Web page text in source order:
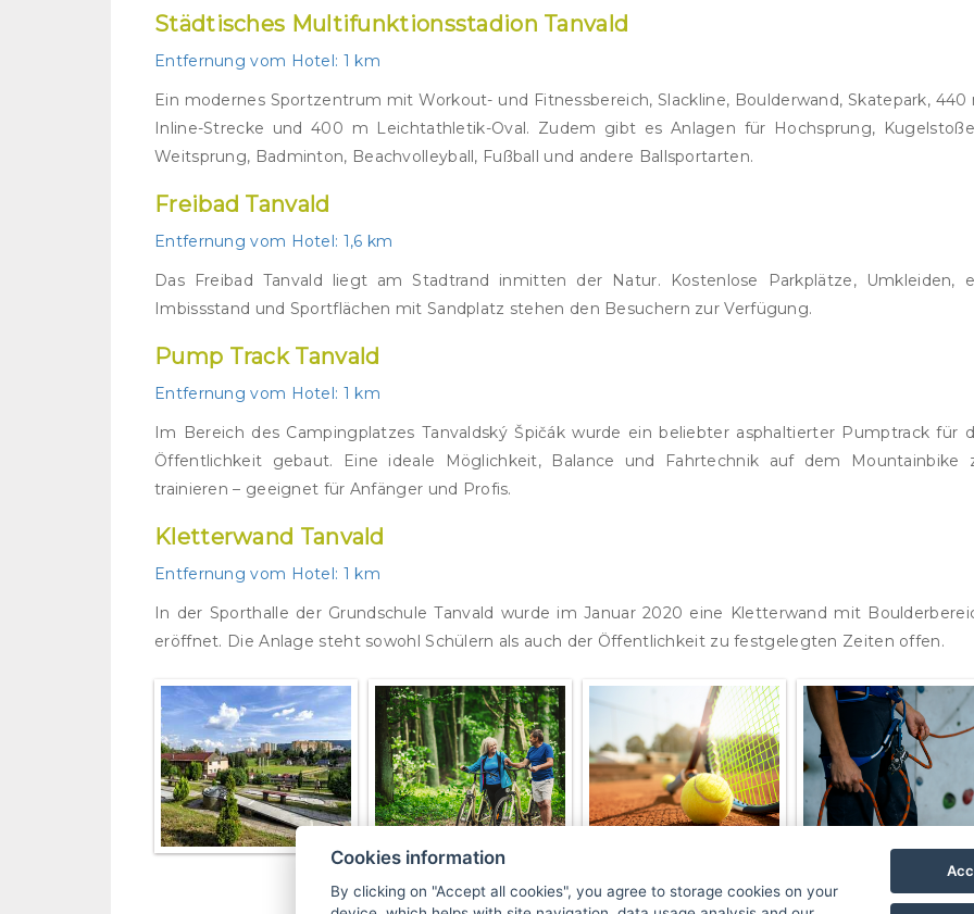
Städtisches Multifunktionsstadion Tanvald
Entfernung vom Hotel: 1 km
Ein modernes Sportzentrum mit Workout- und Fitnessbereich, Slackline, Boulderwand, Skatepark, 440
Inline-Strecke und 400 m Leichtathletik-Oval. Zudem gibt es Anlagen für Hochsprung,
Weitsprung, Badminton, Beachvolleyball, Fußball und andere Ballsportarten.
Freibad Tanvald
Entfernung vom Hotel: 1,6 km
Das Freibad Tanvald liegt am Stadtrand inmitten der Natur. Kostenlose Parkplätze, Umkleiden,
Imbissstand und Sportflächen mit Sandplatz stehen den Besuchern zur Verfügung.
Pump Track Tanvald
Entfernung vom Hotel: 1 km
Im Bereich des Campingplatzes Tanvaldský Špičák wurde ein beliebter asphaltierter Pumptrack für
Öffentlichkeit gebaut. Eine ideale Möglichkeit, Balance und Fahrtechnik auf dem Mountainbike
trainieren – geeignet für Anfänger und Profis.
Kletterwand Tanvald
Entfernung vom Hotel: 1 km
In der Sporthalle der Grundschule Tanvald wurde im Januar 2020 eine Kletterwand mit
eröffnet. Die Anlage steht sowohl Schülern als auch der Öffentlichkeit zu festgelegten Zeiten offen.
Cookies information
By clicking on "Accept all cookies", you agree to storage cookies on your